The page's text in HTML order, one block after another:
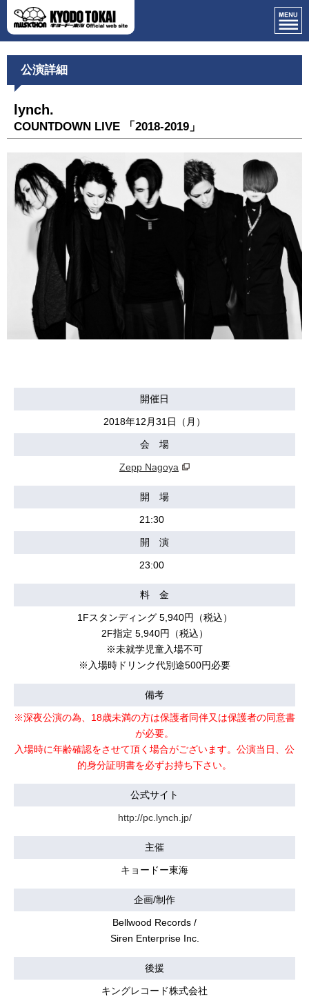
公演詳細
lynch.
COUNTDOWN LIVE 「2018-2019」
開催日
2018年12月31日（月）
会 場
Zepp Nagoya
開 場
21:30
開 演
23:00
料 金
1Fスタンディング 5,940円（税込）
2F指定 5,940円（税込）
※未就学児童入場不可
※入場時ドリンク代別途500円必要
備考
※深夜公演の為、18歳未満の方は保護者同伴又は保護者の同意書
が必要。
入場時に年齢確認をさせて頂く場合がございます。公演当日、公
的身分証明書を必ずお持ち下さい。
公式サイト
http://pc.lynch.jp/
主催
キョードー東海
企画/制作
Bellwood Records /
Siren Enterprise Inc.
後援
キングレコード株式会社